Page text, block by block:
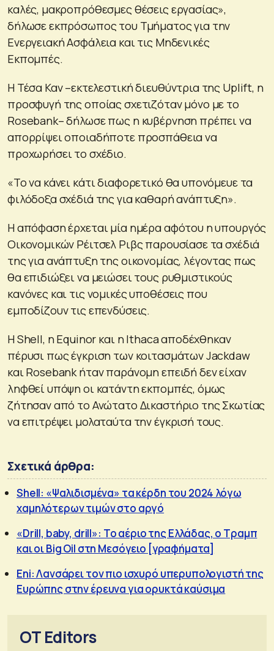
καλές, μακροπρόθεσμες θέσεις εργασίας»,
δήλωσε εκπρόσωπος του Τμήματος για την
Ενεργειακή Ασφάλεια και τις Μηδενικές
Εκπομπές.
Η Τέσα Καν –εκτελεστική διευθύντρια της Uplift, η
προσφυγή της οποίας σχετιζόταν μόνο με το
Rosebank– δήλωσε πως η κυβέρνηση πρέπει να
απορρίψει οποιαδήποτε προσπάθεια να
προχωρήσει το σχέδιο.
«Το να κάνει κάτι διαφορετικό θα υπονόμευε τα
φιλόδοξα σχέδιά της για καθαρή ανάπτυξη».
Η απόφαση έρχεται μία ημέρα αφότου η υπουργός
Οικονομικών Ρέιτσελ Ριβς παρουσίασε τα σχέδιά
της για ανάπτυξη της οικονομίας, λέγοντας πως
θα επιδιώξει να μειώσει τους ρυθμιστικούς
κανόνες και τις νομικές υποθέσεις που
εμποδίζουν τις επενδύσεις.
Η Shell, η Equinor και η Ithaca αποδέχθηκαν
πέρυσι πως έγκριση των κοιτασμάτων Jackdaw
και Rosebank ήταν παράνομη επειδή δεν είχαν
ληφθεί υπόψη οι κατάντη εκπομπές, όμως
ζήτησαν από το Ανώτατο Δικαστήριο της Σκωτίας
να επιτρέψει μολαταύτα την έγκρισή τους.
Σχετικά άρθρα:
Shell: «Ψαλιδισμένα» τα κέρδη του 2024 λόγω
χαμηλότερων τιμών στο αργό
«Drill, baby, drill»: Το αέριο της Ελλάδας, ο Τραμπ
και οι Big Oil στη Μεσόγειο [γραφήματα]
Eni: Λανσάρει τον πιο ισχυρό υπερυπολογιστή της
Ευρώπης στην έρευνα για ορυκτά καύσιμα
OT Editors